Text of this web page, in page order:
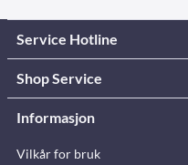
Service Hotline
Shop Service
Informasjon
Vilkår for bruk